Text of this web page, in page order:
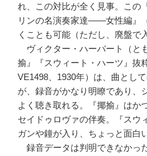
れ、この対比が全く見事。この
リンの名演奏家達――女性編』
くことも可能（ただし、廃盤で
ヴィクター・ハーバート（と
揄』『スウィート・ハーツ』抜
VE1498、1930年）は、曲とし
が、録音がかなり明瞭であり、
よく聴き取れる。『揶揄』はか
セイドゥロヴァの伴奏。『スウ
ガンや鐘が入り、ちょっと面
録音データは判明できなかっ